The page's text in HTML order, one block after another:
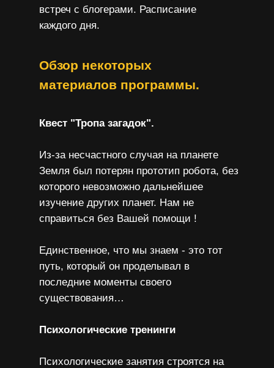
встреч с блогерами. Расписание
каждого дня.
Обзор некоторых
материалов программы.
Квест "Тропа загадок".
Из-за несчастного случая на планете
Земля был потерян прототип робота, без
которого невозможно дальнейшее
изучение других планет. Нам не
справиться без Вашей помощи !
Единственное, что мы знаем - это тот
путь, который он проделывал в
последние моменты своего
существования…
Психологические тренинги
Психологические занятия строятся на